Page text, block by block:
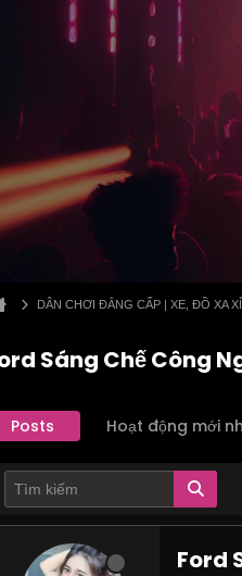
DÂN CHƠI ĐẲNG CẤP | XE, ĐỒ XA
Sáng Chế Công
Posts Hoạt động mới
Ford